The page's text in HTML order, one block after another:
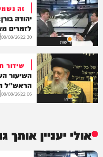
חדשות
זה
יהודה
לזמרים
22:30
08/08/26
וידאו
שידור
השיעור
הראש"ל
22:06
08/08/26
אולי יעניין אותך